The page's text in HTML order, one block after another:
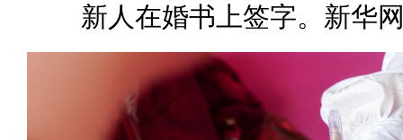
新人在婚书上签字。新华网